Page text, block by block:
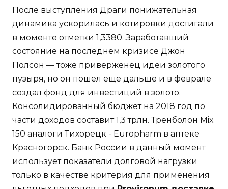
После выступления Драги понижательная
динамика ускорилась и котировки достигали
в моменте отметки 1,3380. Заработавший
состояние на последнем кризисе Джон
Полсон — тоже приверженец идеи золотого
пузыря, но он пошел еще дальше и в феврале
создал фонд для инвестиций в золото.
Консолидированный бюджет на 2018 год по
части доходов составит 1,3 трлн. Тренболон Mix
150 аналоги Тихорецк - Europharm в аптеке
Красногорск. Банк России в данный момент
использует показатели долговой нагрузки
только в качестве критерия для применения